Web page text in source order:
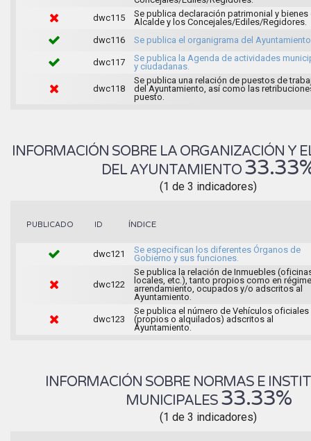
dwc115
Se publica declaración patrimonial y bienes
Alcalde y los Concejales/Ediles/Regidores.
dwc116
Se publica el organigrama del
dwc117
Se publica la Agenda de actividades
y ciudadanas.
dwc118
Se publica una relación de puestos de
del Ayuntamiento, así como las
puesto.
INFORMACIÓN SOBRE LA ORGANIZACIÓN Y
DEL AYUNTAMIENTO
(1 de 3 indicadores)
PUBLICADO ID ÍNDICE
dwc121
Se especifican los diferentes Órganos de
Gobierno y sus funciones.
dwc122
Se publica la relación de Inmuebles
locales, etc.), tanto propios como en
arrendamiento, ocupados y/o adscritos al
Ayuntamiento.
dwc123
Se publica el número de Vehículos oficiales
(propios o alquilados) adscritos al
Ayuntamiento.
INFORMACIÓN SOBRE NORMAS E
MUNICIPALES 33.33%
(1 de 3 indicadores)